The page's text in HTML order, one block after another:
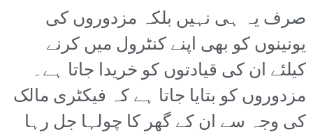
صرف یہ ہی نہیں بلکہ مزدوروں کی
یونینوں کو بھی اپنے کنٹرول میں کرنے
کیلئے ان کی قیادتوں کو خریدا جاتا ہے۔
مزدوروں کو بتایا جاتا ہے کہ فیکٹری مالک
کی وجہ سے ان کے گھر کا چولہا جل رہا